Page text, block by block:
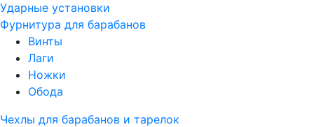
Ударные установки
Фурнитура для барабанов
Винты
Лаги
Ножки
Обода
Чехлы для барабанов и тарелок